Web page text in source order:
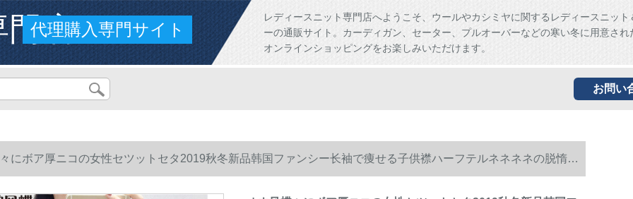
店
代理購入専門サイト
レディースニット専門店へようこそ、ウールやカシミヤに関するレディースニット
ーの通販サイト。カーディガン、セーター、プルオーバーなどの寒い冬に用意され
オンラインショッピングをお楽しみいただけます。
お問い
にボア厚ニコの女性セツットセタ2019秋冬新品韩国ファンシー长袖で痩せる子供襟ハーフテルネネネネの脱惰风